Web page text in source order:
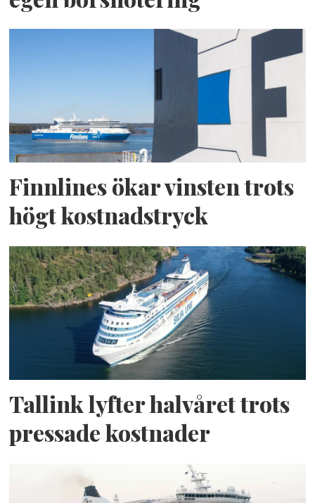
Finnlines ökar vinsten trots
högt kostnadstryck
Tallink lyfter halvåret trots
pressade kostnader